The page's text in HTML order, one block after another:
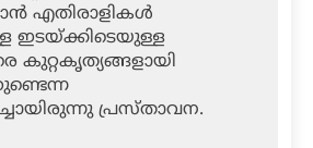
എതിരാളികൾ
ഇടയ്ക്കിടെയുള്ള
കുറ്റകൃത്യങ്ങളായി
പ്രസ്താവന.